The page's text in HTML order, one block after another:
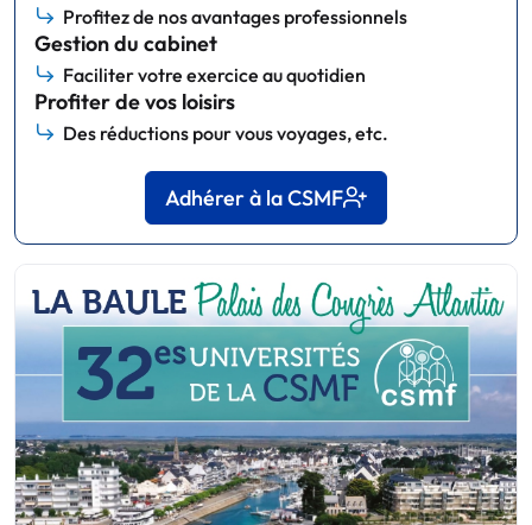
Profitez de nos avantages professionnels
Gestion du cabinet
Faciliter votre exercice au quotidien
Profiter de vos loisirs
Des réductions pour vous voyages, etc.
Adhérer à la CSMF